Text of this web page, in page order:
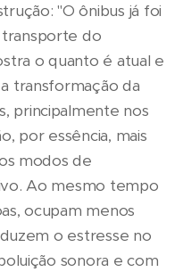
"O ônibus já foi
do
o quanto é atual e
transformação da
principalmente nos
por essência, mais
modos de
Ao mesmo tempo
ocupam menos
o estresse no
sonora e com